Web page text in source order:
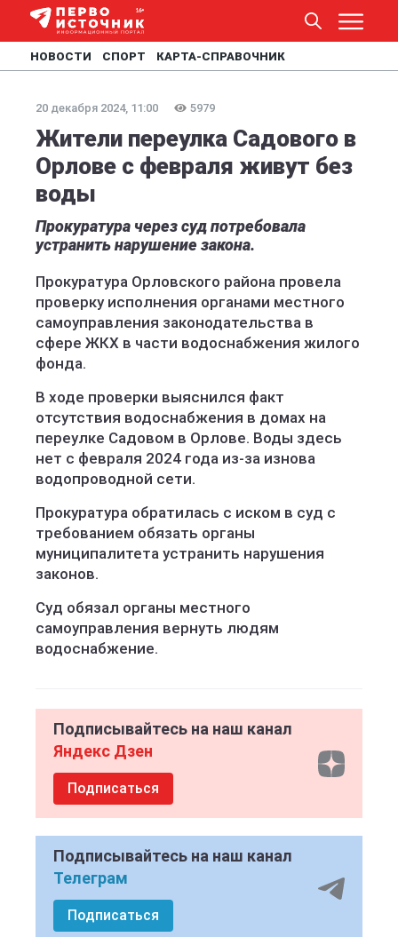
НОВОСТИ СПОРТ КАРТА-СПРАВОЧНИК
20 декабря 2024, 11:00 5979
Жители переулка Садового в
Орлове с февраля живут без
воды
Прокуратура через суд потребовала
устранить нарушение закона.
Прокуратура Орловского района провела
проверку исполнения органами местного
самоуправления законодательства в
сфере ЖКХ в части водоснабжения жилого
фонда.
В ходе проверки выяснился факт
отсутствия водоснабжения в домах на
переулке Садовом в Орлове. Воды здесь
нет с февраля 2024 года из-за изнова
водопроводной сети.
Прокуратура обратилась с иском в суд с
требованием обязать органы
муниципалитета устранить нарушения
законов.
Суд обязал органы местного
самоуправления вернуть людям
водоснабжение.
Подписывайтесь на наш канал
Яндекс Дзен
Подписаться
Подписывайтесь на наш канал
Телеграм
Подписаться